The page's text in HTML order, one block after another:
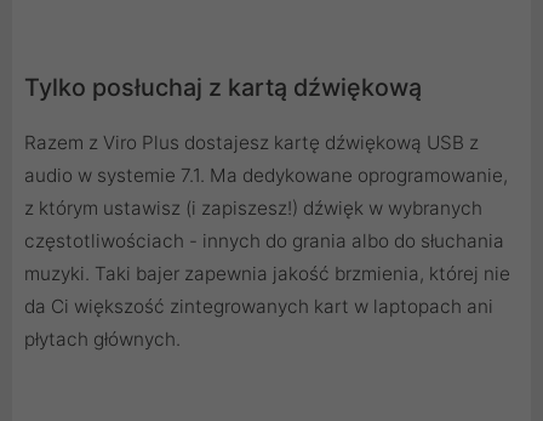
Tylko posłuchaj z kartą dźwiękową
Razem z Viro Plus dostajesz kartę dźwiękową USB z
audio w systemie 7.1. Ma dedykowane oprogramowanie,
z którym ustawisz (i zapiszesz!) dźwięk w wybranych
częstotliwościach - innych do grania albo do słuchania
muzyki. Taki bajer zapewnia jakość brzmienia, której nie
da Ci większość zintegrowanych kart w laptopach ani
płytach głównych.